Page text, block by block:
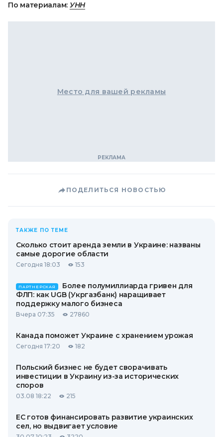
По материалам: УНН
Место для вашей рекламы
ПОДЕЛИТЬСЯ НОВОСТЬЮ
ТАКЖЕ ПО ТЕМЕ
Сколько стоит аренда земли в Украине: названы
самые дорогие области
Сегодня 18:03 153
ПАРТНЕРСКАЯ
Более полумиллиарда гривен для
ФЛП: как UGB (Укргазбанк) наращивает
поддержку малого бизнеса
Вчера 07:35 27860
Канада поможет Украине с хранением урожая
Сегодня 17:20 182
Польский бизнес не будет сворачивать
инвестиции в Украину из-за исторических
споров
03.08 18:22 215
ЕС готов финансировать развитие украинских
сел, но выдвигает условие